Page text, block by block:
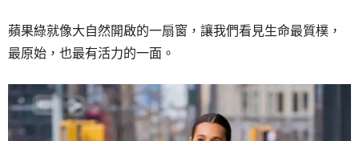
蘋果綠就像大自然開啟的一扇窗， 讓我們看見生命最質樸，
最原始， 也最有活力的一面。